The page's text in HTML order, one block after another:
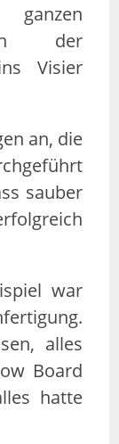
der
Visier
an, die
sauber
war
alles
Board
hatte